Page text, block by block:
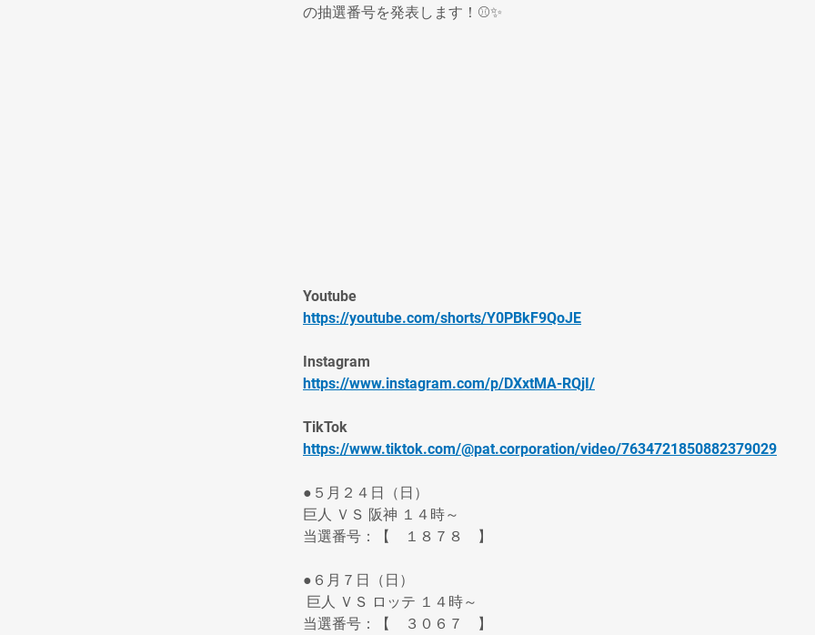
の抽選番号を発表します！⚾️✨
Youtube
https://youtube.com/shorts/Y0PBkF9QoJE
Instagram
https://www.instagram.com/p/DXxtMA-RQjI/
TikTok
https://www.tiktok.com/@pat.corporation/video/7634721850882379029
●５月２４日（日）
巨人 ＶＳ 阪神 １４時～
当選番号：【　１８７８　】
●６月７日（日）
巨人 ＶＳ ロッテ １４時～
当選番号：【　３０６７　】